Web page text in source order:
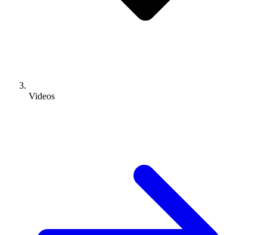
Videos